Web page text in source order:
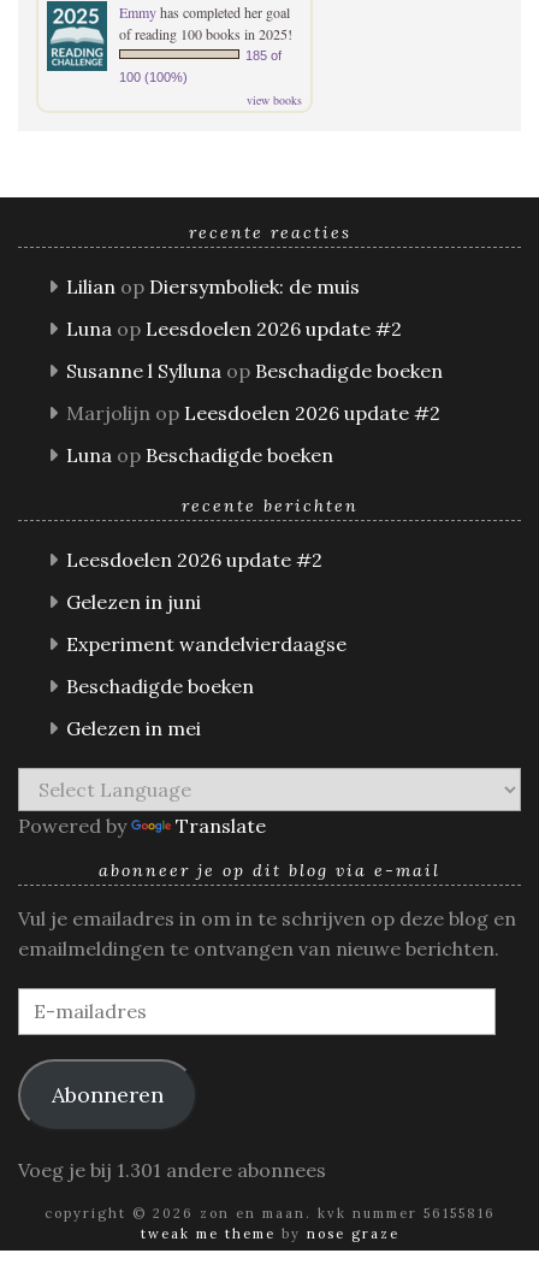
Emmyhas completed her goal
of reading 100 books in 2025!
185 of
100 (100%)
view books
recente reacties
Lilian op Diersymboliek: de muis
Luna op Leesdoelen 2026 update #2
Susanne l Sylluna op Beschadigde boeken
Marjolijn op Leesdoelen 2026 update #2
Luna op Beschadigde boeken
recente berichten
Leesdoelen 2026 update #2
Gelezen in juni
Experiment wandelvierdaagse
Beschadigde boeken
Gelezen in mei
Powered by Translate
abonneer je op dit blog via e-mail
Vul je emailadres in om in te schrijven op deze blog en
emailmeldingen te ontvangen van nieuwe berichten.
E-
mailadres
Abonneren
Voeg je bij 1.301 andere abonnees
copyright © 2026 zon en maan. kvk nummer 56155816
tweak me theme by nose graze